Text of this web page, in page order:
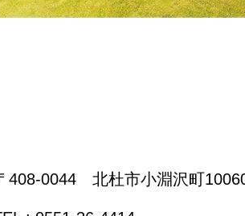
408-0044 北杜市小淵沢町